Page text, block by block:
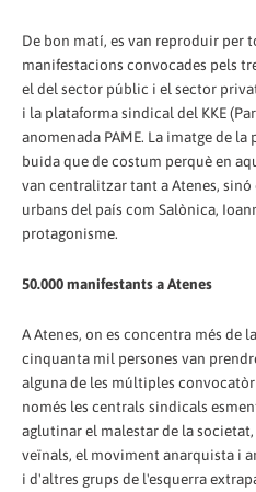
De bon matí, es van reproduir per
manifestacions convocades pels
el del sector públic i el sector
i la plataforma sindical del KKE
anomenada PAME. La imatge de la
buida que de costum perquè en
van centralitzar tant a Atenes,
urbans del país com Salònica,
protagonisme.
50.000 manifestants a Atenes
A Atenes, on es concentra més de
cinquanta mil persones van
alguna de les múltiples
només les centrals sindicals
aglutinar el malestar de la societat,
veïnals, el moviment anarquista i
i d'altres grups de l'esquerra